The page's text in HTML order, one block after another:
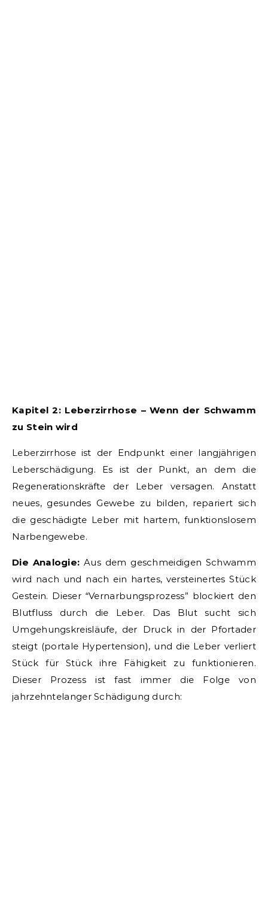
Kapitel 2: Leberzirrhose – Wenn der Schwamm
zu Stein wird
Leberzirrhose ist der Endpunkt einer langjährigen
Leberschädigung. Es ist der Punkt, an dem die
Regenerationskräfte der Leber versagen. Anstatt
neues, gesundes Gewebe zu bilden, repariert sich
die geschädigte Leber mit hartem, funktionslosem
Narbengewebe.
Die Analogie: Aus dem geschmeidigen Schwamm
wird nach und nach ein hartes, versteinertes Stück
Gestein. Dieser “Vernarbungsprozess” blockiert den
Blutfluss durch die Leber. Das Blut sucht sich
Umgehungskreisläufe, der Druck in der Pfortader
steigt (portale Hypertension), und die Leber verliert
Stück für Stück ihre Fähigkeit zu funktionieren.
Dieser Prozess ist fast immer die Folge von
jahrzehntelanger Schädigung durch: